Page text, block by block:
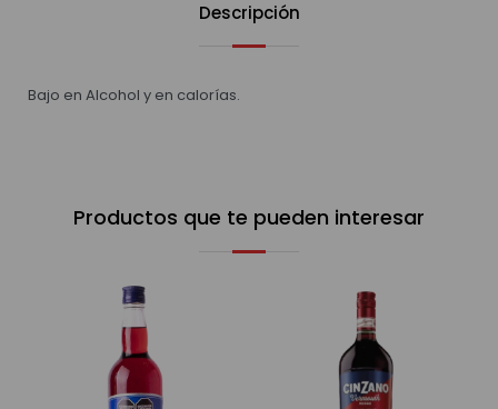
Descripción
Bajo en Alcohol y en calorías.
Productos que te pueden interesar